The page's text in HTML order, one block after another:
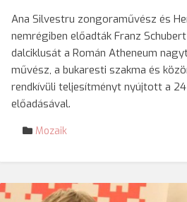
Ana Silvestru zongoraművész és
nemrégiben előadták Franz
dalciklusát a Román Atheneum
művész, a bukaresti szakma és
rendkívüli teljesítményt nyújtott a
előadásával.
Mozaik